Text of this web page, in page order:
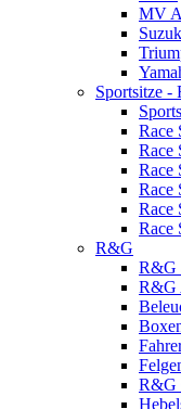
MV
Sportsitze -
Race
Race
Race
Race
Race
Race
R&G
R&G
R&G
R&G